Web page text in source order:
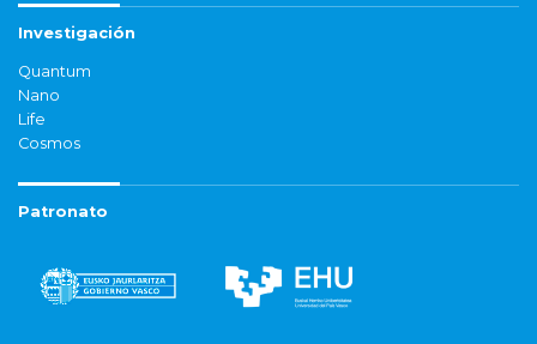
Investigación
Quantum
Nano
Life
Cosmos
Patronato